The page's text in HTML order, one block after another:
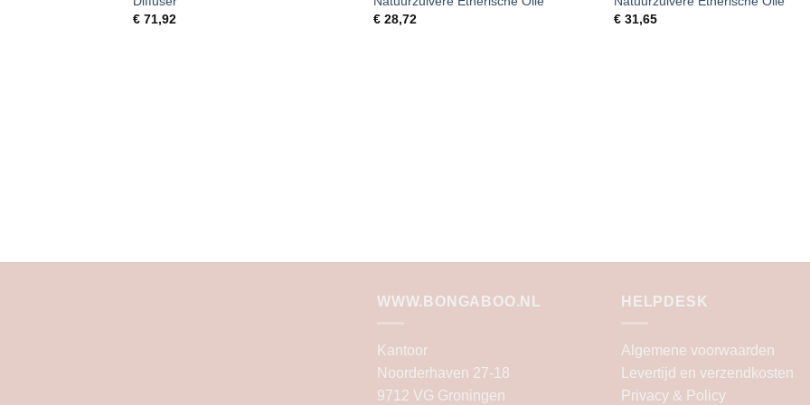
€71,92
€ 28,72
€ 31,65
WWW.BONGABOO.NL
Kantoor
Noorderhaven 27-18
9712 VG Groningen
HELPDESK
Algemene voorwaarden
Levertijd en verzendkosten
Privacy & Policy